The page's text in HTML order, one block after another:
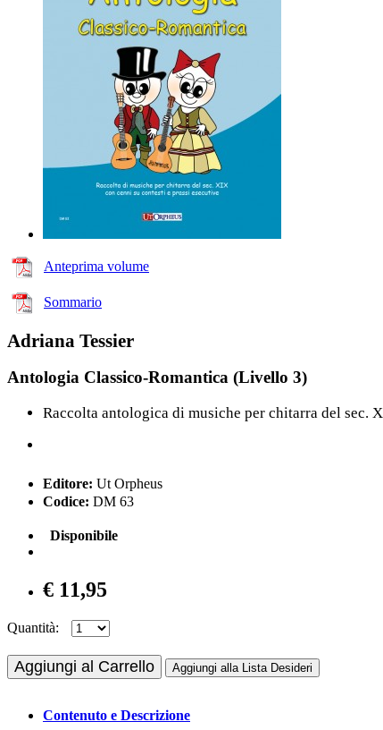
Anteprima volume
Sommario
Adriana Tessier
Antologia Classico-Romantica (Livello 3)
Raccolta antologica di musiche per chitarra del
Editore: Ut Orpheus
Codice: DM 63
Disponibile
€ 11,95
Quantità:
Aggiungi al Carrello Aggiungi alla Lista Desideri
Contenuto e Descrizione